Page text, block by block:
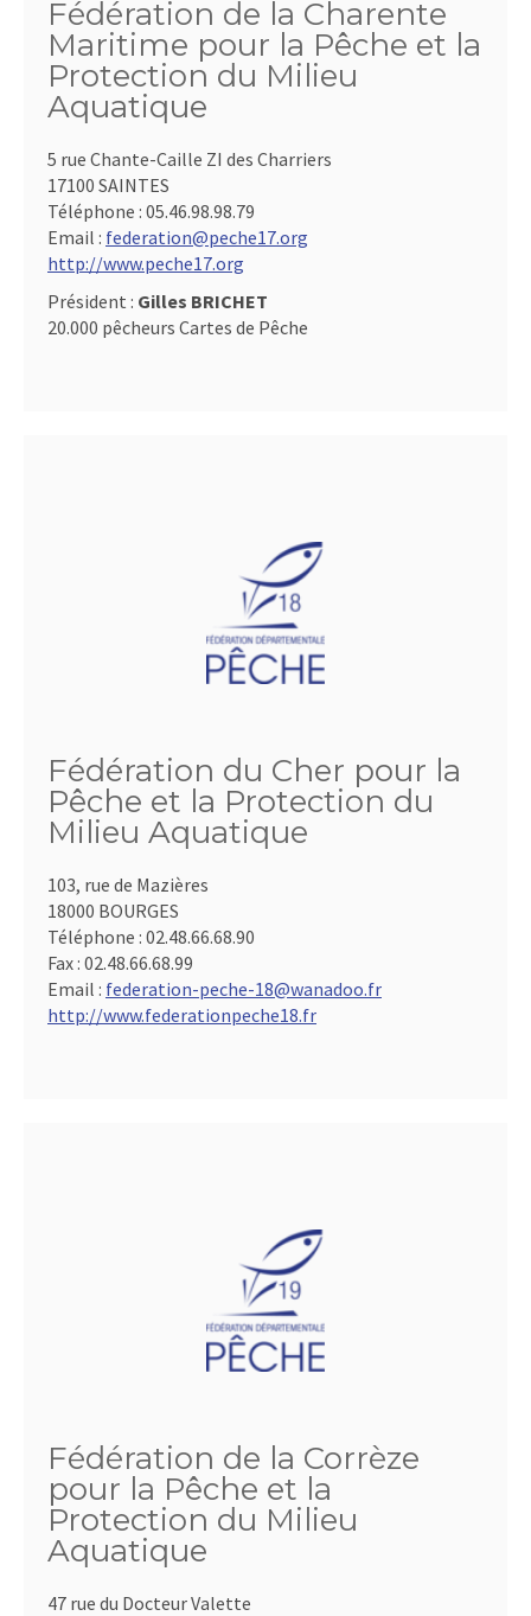
Fédération de la Charente
Maritime pour la Pêche et la
Protection du Milieu
Aquatique
5 rue Chante-Caille ZI des Charriers
17100 SAINTES
Téléphone : 05.46.98.98.79
Email : federation@peche17.org
http://www.peche17.org
Président : Gilles BRICHET
20.000 pêcheurs Cartes de Pêche
Fédération du Cher pour la
Pêche et la Protection du
Milieu Aquatique
103, rue de Mazières
18000 BOURGES
Téléphone : 02.48.66.68.90
Fax : 02.48.66.68.99
Email : federation-peche-18@wanadoo.fr
http://www.federationpeche18.fr
Fédération de la Corrèze
pour la Pêche et la
Protection du Milieu
Aquatique
47 rue du Docteur Valette